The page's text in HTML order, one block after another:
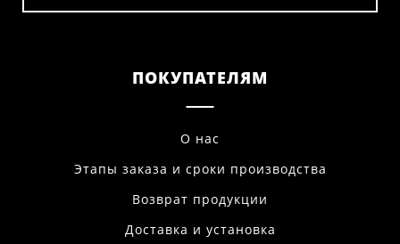
ПОКУПАТЕЛЯМ
О нас
Этапы заказа и сроки производства
Возврат продукции
Доставка и установка